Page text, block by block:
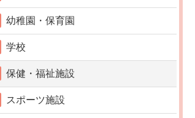
幼稚園・保育園
学校
保健・福祉施設
スポーツ施設